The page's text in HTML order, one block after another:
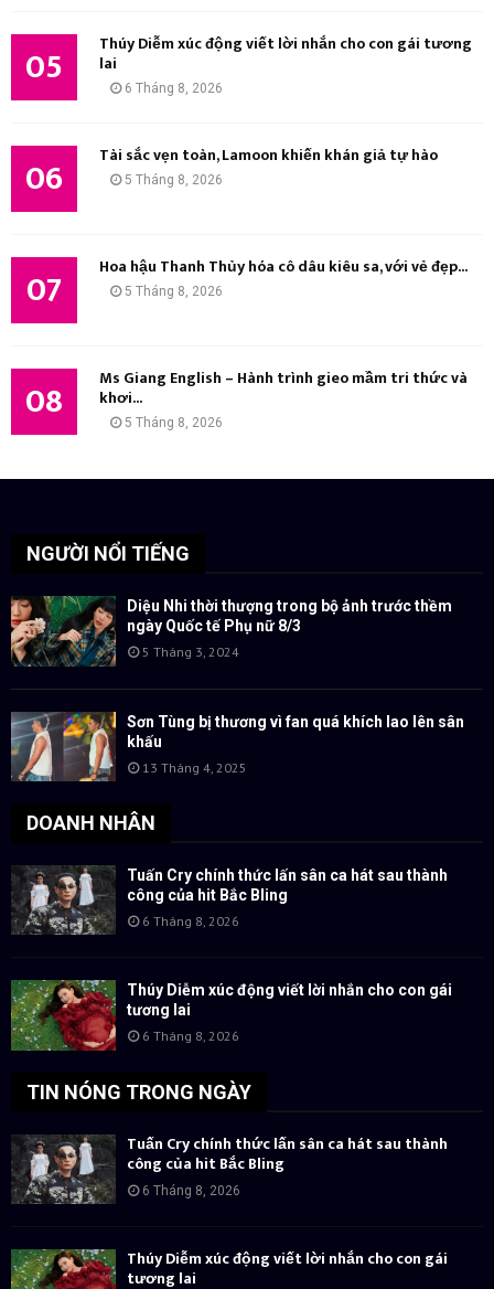
05 Thúy Diễm xúc động viết lời nhắn cho con gái tương
lai
6 Tháng 8, 2026
06 Tài sắc vẹn toàn, Lamoon khiến khán giả tự hào
5 Tháng 8, 2026
07 Hoa hậu Thanh Thủy hóa cô dâu kiêu sa, với vẻ đẹp...
5 Tháng 8, 2026
08 Ms Giang English – Hành trình gieo mầm tri thức và
khơi...
5 Tháng 8, 2026
NGƯỜI NỔI TIẾNG
Diệu Nhi thời thượng trong bộ ảnh trước thềm
ngày Quốc tế Phụ nữ 8/3
5 Tháng 3, 2024
Sơn Tùng bị thương vì fan quá khích lao lên sân
khấu
13 Tháng 4, 2025
DOANH NHÂN
Tuấn Cry chính thức lấn sân ca hát sau thành
công của hit Bắc Bling
6 Tháng 8, 2026
Thúy Diễm xúc động viết lời nhắn cho con gái
tương lai
6 Tháng 8, 2026
TIN NÓNG TRONG NGÀY
Tuấn Cry chính thức lấn sân ca hát sau thành
công của hit Bắc Bling
6 Tháng 8, 2026
Thúy Diễm xúc động viết lời nhắn cho con gái
tương lai